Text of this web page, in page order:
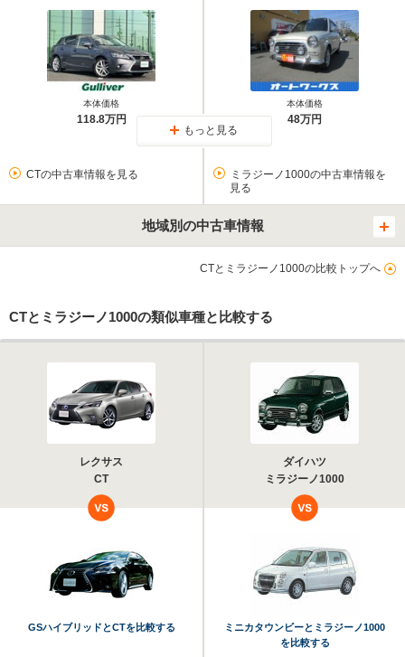
本体価格
118.8万円
本体価格
48万円
もっと見る
CTの中古車情報を見る
ミラジーノ1000の中古車情報を
見る
地域別の中古車情報
CTとミラジーノ1000の比較トップへ
CTとミラジーノ1000の類似車種と比較する
レクサス
CT
ダイハツ
ミラジーノ1000
GSハイブリッドとCTを比較する
ミニカタウンビーとミラジーノ1000
を比較する